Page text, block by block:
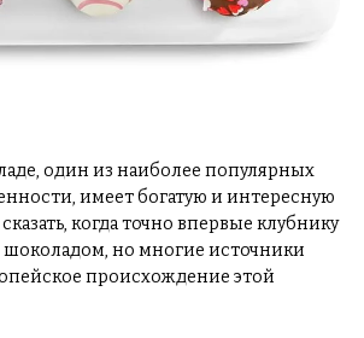
один из наиболее популярных
имеет богатую и интересную
когда точно впервые клубнику
шоколадом, но многие источники
происхождение этой